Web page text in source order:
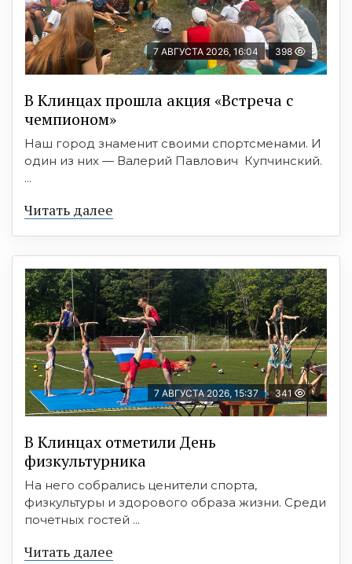
7 АВГУСТА 2026, 16:04 398
В Клинцах прошла акция «Встреча с
чемпионом»
Наш город знаменит своими спортсменами. И
один из них — Валерий Павлович Купчинский.
...
Читать далее
7 АВГУСТА 2026, 15:37 341
В Клинцах отметили День
физкультурника
На него собрались ценители спорта,
физкультуры и здорового образа жизни. Среди
почетных гостей ...
Читать далее